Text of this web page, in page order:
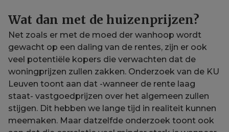
Wat dan met de huizenprijzen?
Net zoals er met de moed der wanhoop wordt
gewacht op een daling van de rentes, zijn er ook
veel potentiële kopers die verwachten dat de
woningprijzen zullen zakken. Onderzoek van de KU
Leuven toont aan dat -wanneer de rente laag
staat- vastgoedprijzen over het algemeen zullen
stijgen. Dit hebben we lange tijd in realiteit kunnen
meemaken. Maar datzelfde onderzoek toont ook